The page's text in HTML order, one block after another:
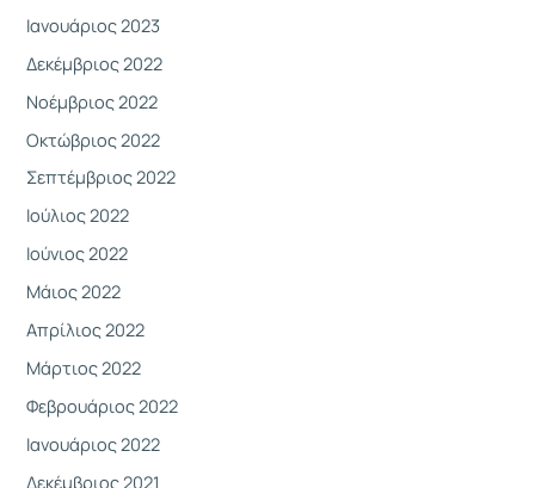
Ιανουάριος 2023
Δεκέμβριος 2022
Νοέμβριος 2022
Οκτώβριος 2022
Σεπτέμβριος 2022
Ιούλιος 2022
Ιούνιος 2022
Μάιος 2022
Απρίλιος 2022
Μάρτιος 2022
Φεβρουάριος 2022
Ιανουάριος 2022
Δεκέμβριος 2021